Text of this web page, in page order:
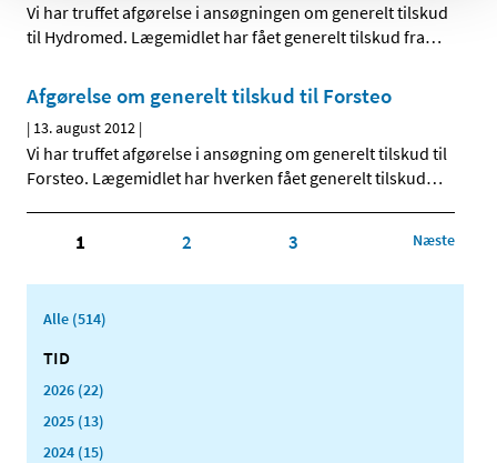
Vi har truffet afgørelse i ansøgningen om generelt tilskud
til Hydromed. Lægemidlet har fået generelt tilskud fra…
Afgørelse om generelt tilskud til Forsteo
| 13. august 2012 |
Vi har truffet afgørelse i ansøgning om generelt tilskud til
Forsteo. Lægemidlet har hverken fået generelt tilskud…
1 2 3 Næste
Alle (514)
TID
2026 (22)
2025 (13)
2024 (15)